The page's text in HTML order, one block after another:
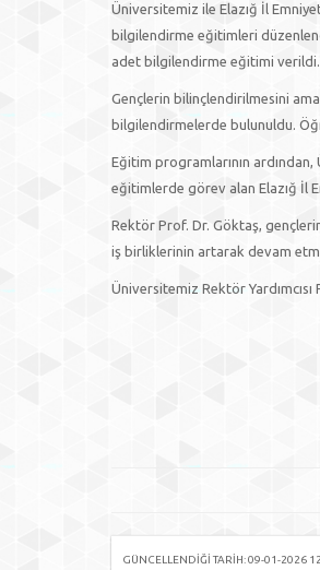
Üniversitemiz ile Elazığ İl
bilgilendirme eğitimleri
adet bilgilendirme eğitimi verildi.
Gençlerin bilinçlendirilmesini
bilgilendirmelerde bulunuldu.
Eğitim programlarının
eğitimlerde görev alan Elazığ İl
Rektör Prof. Dr. Göktaş,
iş birliklerinin artarak devam
Üniversitemiz Rektör
GÜNCELLENDIĞI TARIH: 09-01-2026